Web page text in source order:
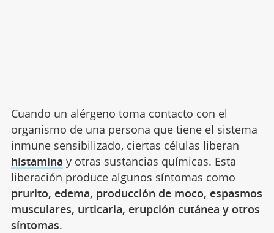
Cuando un alérgeno toma contacto con el
organismo de una persona que tiene el sistema
inmune sensibilizado, ciertas células liberan
histamina y otras sustancias químicas. Esta
liberación produce algunos síntomas como
prurito, edema, producción de moco, espasmos
musculares, urticaria, erupción cutánea y otros
síntomas.